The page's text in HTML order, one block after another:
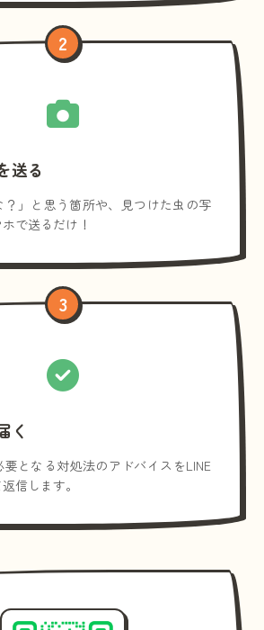
2
送る
？」と思う箇所や、見つけた虫の写
で送るだけ！
3
く
となる対処法のアドバイスをLINE
信します。